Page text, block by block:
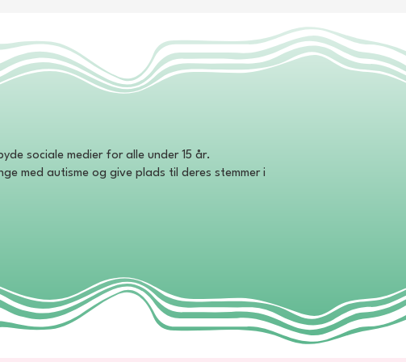
sociale medier for alle under 15 år.
med autisme og give plads til deres stemmer i